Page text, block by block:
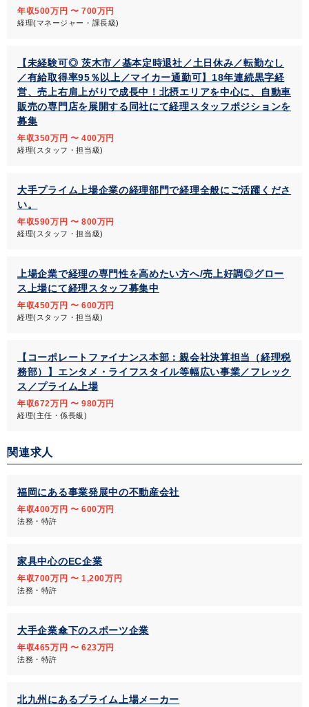
年収500万円 〜 700万円
経理(マネージャー・課長級)
【未経験可◎ 茨木市／基本定時退社／土日休み／転勤なし
／有給取得率95％以上／マイカー通勤可】18年連続黒字経
営、売上右肩上がりで成長中！北摂エリアを中心に、自動車
販売の専門店を展開する同社にて経理スタッフポジションを
募集
年収350万円 〜 400万円
経理(スタッフ・担当級)
大手プライム上場企業の経理部門で経理全般にご活躍くださ
い。
年収590万円 〜 800万円
経理(スタッフ・担当級)
上場企業で経理の専門性を高めたい方へ/売上好調◎グロー
ス上場にて経理スタッフ募集中
年収450万円 〜 600万円
経理(スタッフ・担当級)
【コーポレートファイナンス本部：親会社決算担当（経理税
務部）】エンタメ・ライフスタイル等幅広い事業／フレック
ス／プライム上場
年収672万円 〜 980万円
経理(主任・係長級)
関連求人
福岡にある事業発展中の不動産会社
年収400万円 〜 600万円
法務・特許
家具中心のEC企業
年収700万円 〜 1,200万円
法務・特許
大手企業傘下のスポーツ企業
年収465万円 〜 623万円
法務・特許
北九州にあるプライム上場メーカー